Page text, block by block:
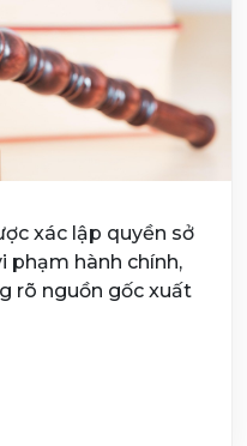
xác lập quyền sở
phạm hành chính,
rõ nguồn gốc xuất